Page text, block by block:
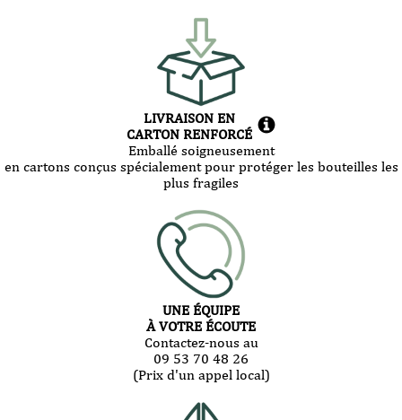
LIVRAISON EN
CARTON RENFORCÉ
Emballé soigneusement
en cartons conçus spécialement pour protéger les bouteilles les
plus fragiles
UNE ÉQUIPE
À VOTRE ÉCOUTE
Contactez-nous au
09 53 70 48 26
(Prix d'un appel local)